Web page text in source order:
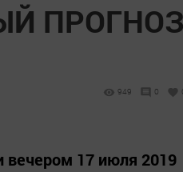
949 0
вечером 17 июля 2019